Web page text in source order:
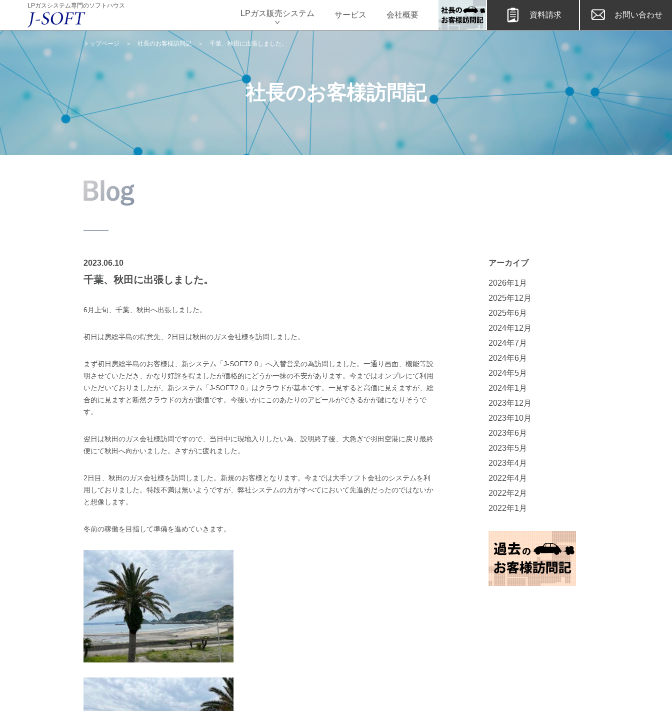
LPガスシステム専門のソフトハウス
LPガス販売システム サービス 会社概要 資料請求 お問い合わせ
トップページ ＞ 社長のお客様訪問記 ＞ 千葉、秋田に出張しました。
社長のお客様訪問記
2023.06.10
千葉、秋田に出張しました。
6月上旬、千葉、秋田へ出張しました。
初日は房総半島の得意先、2日目は秋田のガス会社様を訪問しました。
まず初日房総半島のお客様は、新システム「J-SOFT2.0」へ入替営業の為訪問しました。一通り画面、機能等説
明させていただき、かなり好評を得ましたが価格的にどうか一抹の不安があります。今まではオンプレにて利用
いただいておりましたが、新システム「J-SOFT2.0」はクラウドが基本です。一見すると高価に見えますが、総
合的に見ますと断然クラウドの方が廉価です。今後いかにこのあたりのアピールができるかが鍵になりそうで
す。
翌日は秋田のガス会社様訪問ですので、当日中に現地入りしたい為、説明終了後、大急ぎで羽田空港に戻り最終
便にて秋田へ向かいました。さすがに疲れました。
2日目、秋田のガス会社様を訪問しました。新規のお客様となります。今までは大手ソフト会社のシステムを利
用しておりました。特段不満は無いようですが、弊社システムの方がすべてにおいて先進的だったのではないか
と想像します。
冬前の稼働を目指して準備を進めていきます。
アーカイブ
2026年1月
2025年12月
2025年6月
2024年12月
2024年7月
2024年6月
2024年5月
2024年1月
2023年12月
2023年10月
2023年6月
2023年5月
2023年4月
2022年4月
2022年2月
2022年1月